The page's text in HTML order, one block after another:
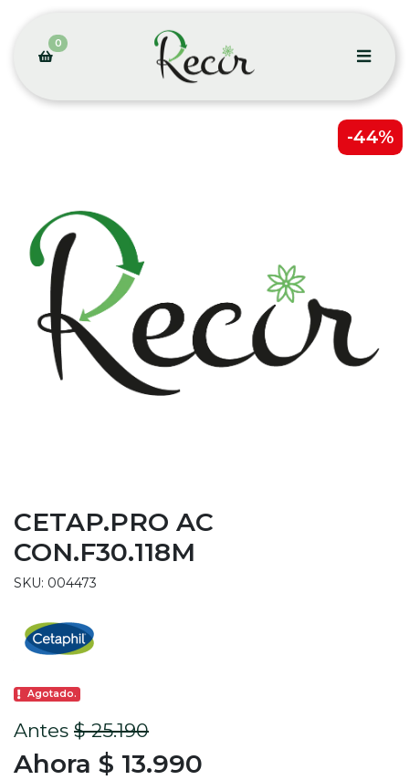
0
-44%
CETAP.PRO AC
CON.F30.118M
SKU: 004473
Agotado.
Antes $ 25.190
Ahora $ 13.990